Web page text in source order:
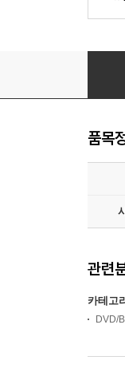
무숙
품목
관련
카테고
DVD/